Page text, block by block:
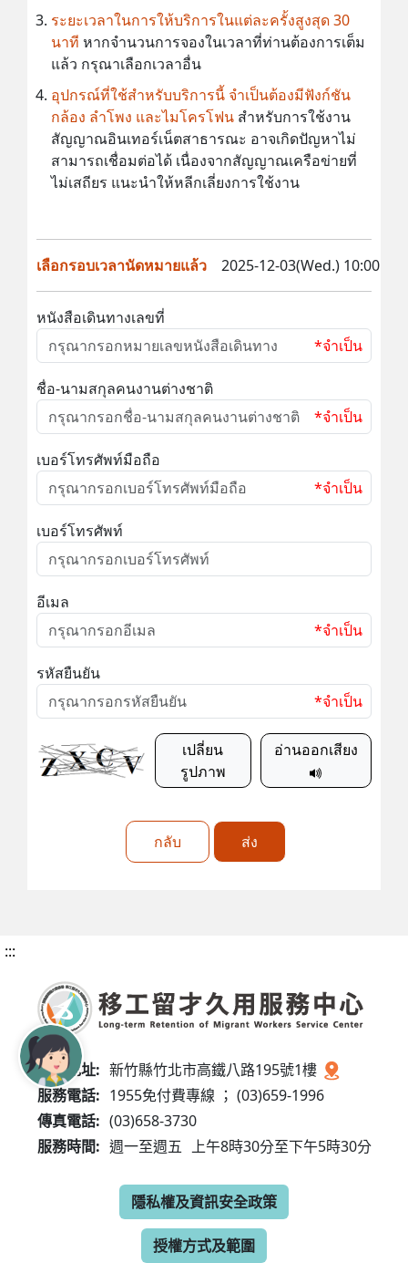
ระยะเวลาในการให้บริการในแต่ละครั้งสูงสุด 30
นาที หากจำนวนการจองในเวลาที่ท่านต้องการเต็ม
แล้ว กรุณาเลือกเวลาอื่น
อุปกรณ์ที่ใช้สำหรับบริการนี้ จำเป็นต้องมีฟังก์ชัน
กล้อง ลำโพง และไมโครโฟน สำหรับการใช้งาน
สัญญาณอินเทอร์เน็ตสาธารณะ อาจเกิดปัญหาไม่
สามารถเชื่อมต่อได้ เนื่องจากสัญญาณเครือข่ายที่
ไม่เสถียร แนะนำให้หลีกเลี่ยงการใช้งาน
เลือกรอบเวลานัดหมายแล้ว 2025-12-03(Wed.) 10:00
หนังสือเดินทางเลขที่
*จำเป็น
ชื่อ-นามสกุลคนงานต่างชาติ
*จำเป็น
เบอร์โทรศัพท์มือถือ
*จำเป็น
เบอร์โทรศัพท์
อีเมล
*จำเป็น
รหัสยืนยัน
*จำเป็น
เปลี่ยน
รูปภาพ
อ่านออกเสียง
กลับ ส่ง
:::
服務地址: 新竹縣竹北市高鐵八路195號1樓
服務電話: 1955免付費專線 ； (03)659-1996
傳真電話: (03)658-3730
服務時間: 週一至週五 上午8時30分至下午5時30分
隱私權及資訊安全政策
授權方式及範圍